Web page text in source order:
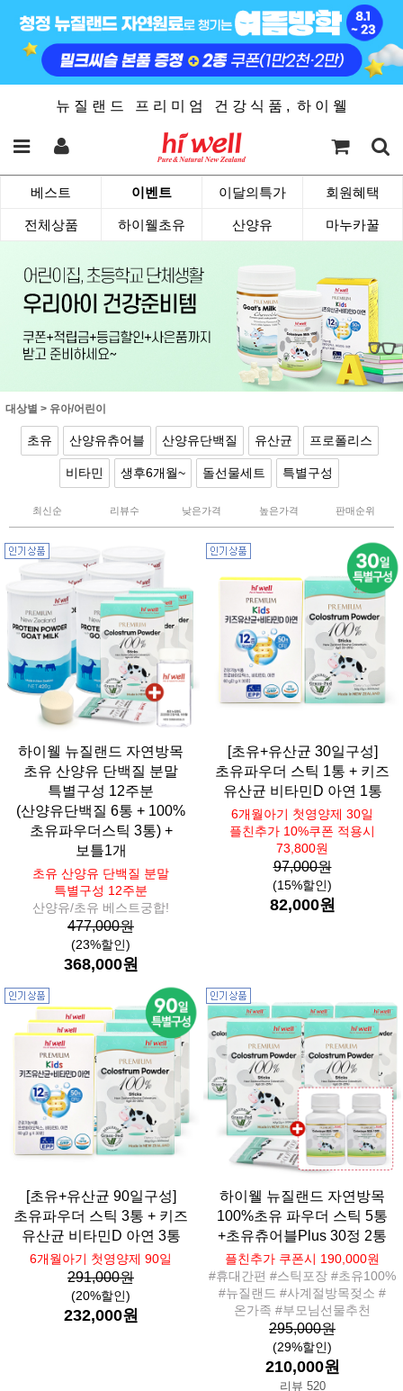
뉴 질 랜 드 프 리 미 엄 건 강 식 품 , 하 이 웰
베스트 이벤트 이달의특가 회원혜택
전체상품 하이웰초유 산양유 마누카꿀
대상별 > 유아/어린이
초유 산양유츄어블 산양유단백질 유산균 프로폴리스
비타민 생후6개월~ 돌선물세트 특별구성
최신순 리뷰수 낮은가격 높은가격 판매순위
하이웰 뉴질랜드 자연방목
초유 산양유 단백질 분말
특별구성 12주분
(산양유단백질 6통 + 100%
초유파우더스틱 3통) +
보틀1개
초유 산양유 단백질 분말
특별구성 12주분
산양유/초유 베스트궁합!
477,000원
(23%할인)
368,000원
[초유+유산균 30일구성]
초유파우더 스틱 1통 + 키즈
유산균 비타민D 아연 1통
6개월아기 첫영양제 30일
플친추가 10%쿠폰 적용시
73,800원
97,000원
(15%할인)
82,000원
[초유+유산균 90일구성]
초유파우더 스틱 3통 + 키즈
유산균 비타민D 아연 3통
6개월아기 첫영양제 90일
291,000원
(20%할인)
232,000원
하이웰 뉴질랜드 자연방목
100%초유 파우더 스틱 5통
+초유츄어블Plus 30정 2통
플친추가 쿠폰시 190,000원
#휴대간편 #스틱포장 #초유100%
#뉴질랜드 #사계절방목젖소 #
온가족 #부모님선물추천
295,000원
(29%할인)
210,000원
리뷰 520